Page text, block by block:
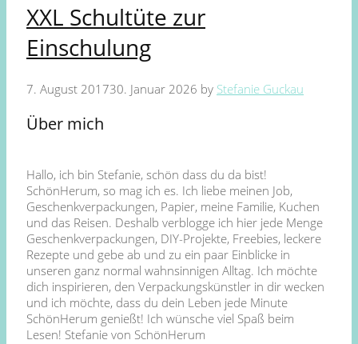
XXL Schultüte zur
Einschulung
7. August 201730. Januar 2026 by Stefanie Guckau
Über mich
Hallo, ich bin Stefanie, schön dass du da bist!
SchönHerum, so mag ich es. Ich liebe meinen Job,
Geschenkverpackungen, Papier, meine Familie, Kuchen
und das Reisen. Deshalb verblogge ich hier jede Menge
Geschenkverpackungen, DIY-Projekte, Freebies, leckere
Rezepte und gebe ab und zu ein paar Einblicke in
unseren ganz normal wahnsinnigen Alltag. Ich möchte
dich inspirieren, den Verpackungskünstler in dir wecken
und ich möchte, dass du dein Leben jede Minute
SchönHerum genießt! Ich wünsche viel Spaß beim
Lesen! Stefanie von SchönHerum